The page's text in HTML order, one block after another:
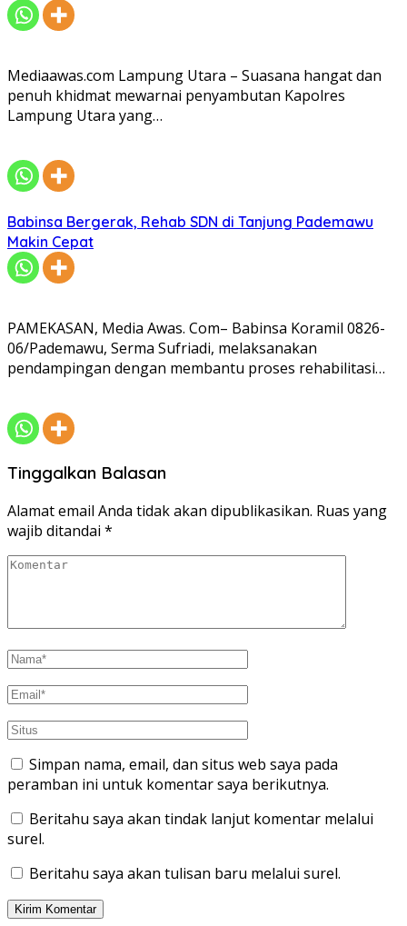
Mediaawas.com Lampung Utara – Suasana hangat dan
penuh khidmat mewarnai penyambutan Kapolres
Lampung Utara yang…
Babinsa Bergerak, Rehab SDN di Tanjung Pademawu
Makin Cepat
PAMEKASAN, Media Awas. Com– Babinsa Koramil 0826-
06/Pademawu, Serma Sufriadi, melaksanakan
pendampingan dengan membantu proses rehabilitasi…
Tinggalkan Balasan
Alamat email Anda tidak akan dipublikasikan. Ruas yang
wajib ditandai *
Simpan nama, email, dan situs web saya pada
peramban ini untuk komentar saya berikutnya.
Beritahu saya akan tindak lanjut komentar melalui
surel.
Beritahu saya akan tulisan baru melalui surel.